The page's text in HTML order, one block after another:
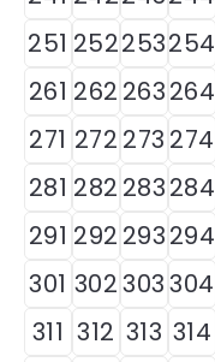
251 252253254
261 262 263264
271 272 273 274
281 282 283284
291 292 293294
301 302303304
311 312 313 314